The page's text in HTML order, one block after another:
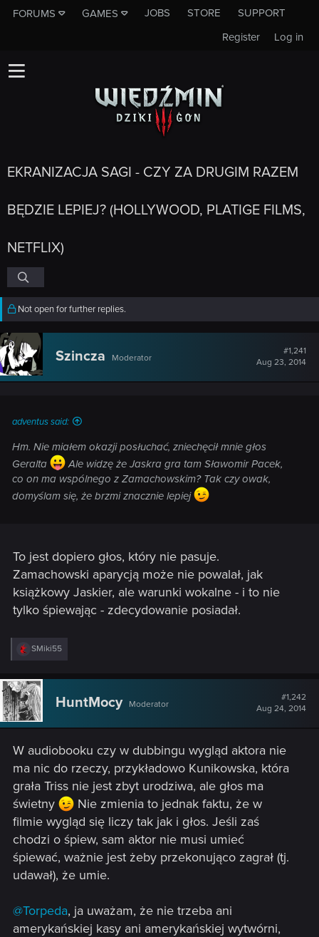
FORUMS GAMES JOBS STORE
SUPPORT
Log in
Register
EKRANIZACJA SAGI - CZY ZA DRUGIM RAZEM
BĘDZIE LEPIEJ? (HOLLYWOOD, PLATIGE FILMS,
NETFLIX)
Not open for further replies.
Szincza Moderator
#1,241
Aug 23, 2014
adventus said:
Hm. Nie miałem okazji posłuchać, zniechęcił mnie głos
Geralta
Ale widzę że Jaskra gra tam Sławomir Pacek,
co on ma wspólnego z Zamachowskim? Tak czy owak,
domyślam się, że brzmi znacznie lepiej
To jest dopiero głos, który nie pasuje.
Zamachowski aparycją może nie powalał, jak
książkowy Jaskier, ale warunki wokalne - i to nie
tylko śpiewając - zdecydowanie posiadał.
R
e
c
t
i
o
n
:
SMiki55
HuntMocy Moderator
#1,242
Aug 24, 2014
W audiobooku czy w dubbingu wygląd aktora nie
ma nic do rzeczy, przykładowo Kunikowska, która
grała Triss nie jest zbyt urodziwa, ale głos ma
świetny
Nie zmienia to jednak faktu, że w
filmie wygląd się liczy tak jak i głos. Jeśli zaś
chodzi o śpiew, sam aktor nie musi umieć
śpiewać, ważnie jest żeby przekonująco zagrał (tj.
udawał), że umie.
@Torpeda, ja uważam, że nie trzeba ani
amerykańskiej kasy ani amerykańskiej wytwórni,